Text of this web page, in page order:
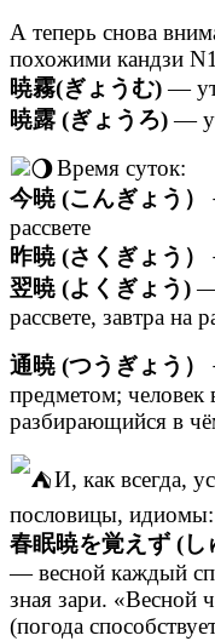
А теперь снова
похожими кандзи
暁霧(ぎょうむ)—
暁露 (ぎょうろ)—
Время суток:
今暁 (こんぎょう）
рассвете
昨暁 (さくぎょう）
翌暁 (よくぎょう)—
рассвете, завтра на
通暁 (つうぎょう）
предметом;
разбирающийся в
И, как всегда,
пословицы, идиомы:
春眠暁を覚えず (
— весной каждый
зная зари. «Весной
(погода